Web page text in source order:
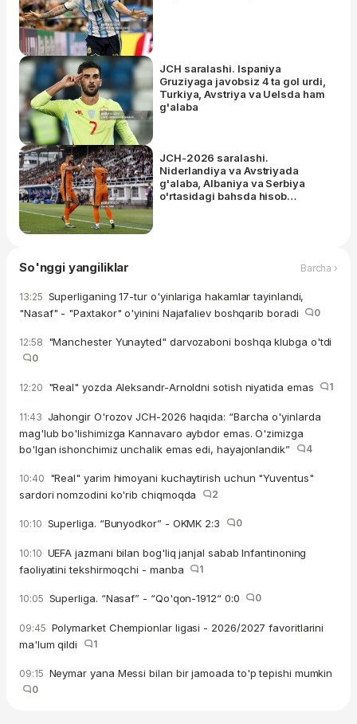
JCH saralashi. Ispaniya
Gruziyaga javobsiz 4 ta gol urdi,
Turkiya, Avstriya va Uelsda ham
g'alaba
JCH-2026 saralashi.
Niderlandiya va Avstriyada
g'alaba, Albaniya va Serbiya
o'rtasidagi bahsda hisob
So'nggi yangiliklar Barcha ›
13:25 Superliganing 17-tur o'yinlariga hakamlar tayinlandi,
"Nasaf" - "Paxtakor" o'yinini Najafaliev boshqarib boradi
0
12:58 "Manchester Yunayted" darvozaboni boshqa klubga o'tdi
0
12:20 "Real" yozda Aleksandr-Arnoldni sotish niyatida emas 1
11:43 Jahongir O'rozov JCH-2026 haqida: “Barcha o'yinlarda
mag'lub bo'lishimizga Kannavaro aybdor emas. O'zimizga
bo'lgan ishonchimiz unchalik emas edi, hayajonlandik”
4
10:40 "Real" yarim himoyani kuchaytirish uchun "Yuventus"
sardori nomzodini ko'rib chiqmoqda
2
10:10 Superliga. “Bunyodkor” - OKMK 2:3 0
10:10 UEFA jazmani bilan bog'liq janjal sabab Infantinoning
faoliyatini tekshirmoqchi - manba
1
10:05 Superliga. “Nasaf” - “Qo'qon-1912“ 0:0 0
09:45 Polymarket Chempionlar ligasi - 2026/2027 favoritlarini
ma'lum qildi
1
09:15 Neymar yana Messi bilan bir jamoada to'p tepishi mumkin
0